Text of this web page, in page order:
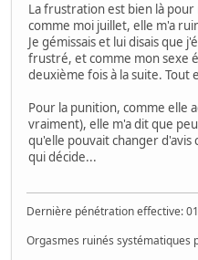
La frustration est bien là
comme moi juillet, elle m'a
Je gémissais et lui disais que
frustré, et comme mon sexe
deuxième fois à la suite. Tout
Pour la punition, comme elle
vraiment), elle m'a dit que
qu'elle pouvait changer d'avis
qui décide...
Dernière pénétration effective:
Orgasmes ruinés systématiques